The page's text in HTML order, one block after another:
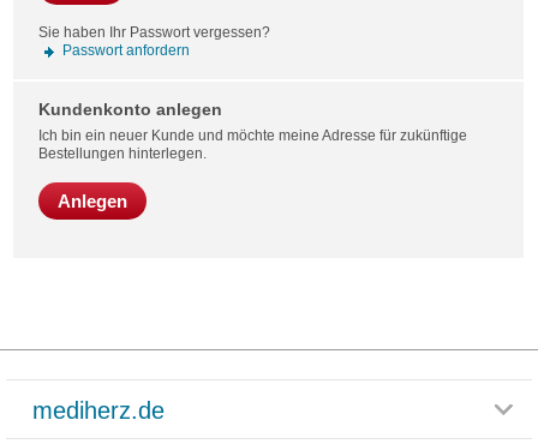
Sie haben Ihr Passwort vergessen?
Passwort anfordern
Kundenkonto anlegen
Ich bin ein neuer Kunde und möchte meine Adresse für zukünftige
Bestellungen hinterlegen.
Anlegen
mediherz.de